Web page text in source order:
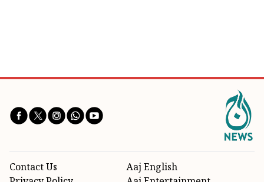
Aaj English
Contact Us